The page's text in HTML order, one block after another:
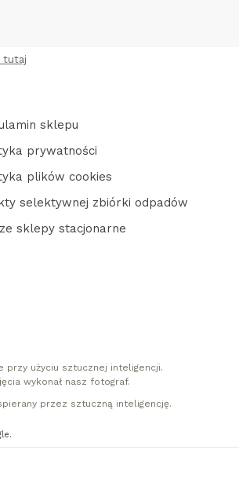
tutaj
sklepu
prywatności
plików cookies
selektywnej zbiórki odpadów
sklepy stacjonarne
przy użyciu sztucznej inteligencji.
wykonał nasz fotograf.
przez sztuczną inteligencję.